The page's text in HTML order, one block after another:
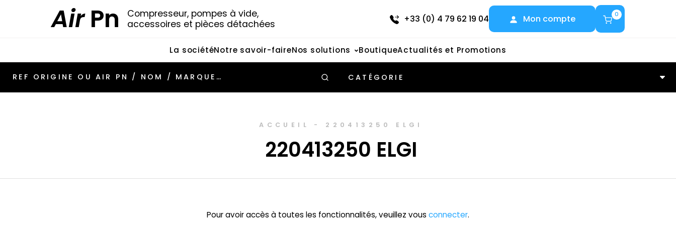
AirPn
Compresseur, pompes à vide,
accessoires et pièces détachées
+33 (0) 4 79 62 19 04 Mon compte 0
La sociétéNotre savoir-faireNos solutions BoutiqueActualités et Promotions
CATÉGORIE
ACCUEIL - 220413250 ELGI
220413250 ELGI
Pour avoir accès à toutes les fonctionnalités, veuillez vous connecter.